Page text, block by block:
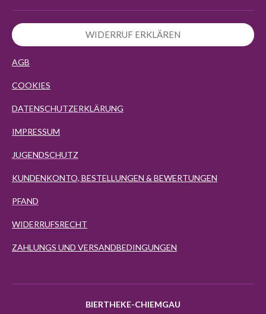
WIDERRUF ERKLÄREN
AGB
COOKIES
DATENSCHUTZERKLÄRUNG
IMPRESSUM
JUGENDSCHUTZ
KUNDENKONTO, BESTELLUNGEN & BEWERTUNGEN
PFAND
WIDERRUFSRECHT
ZAHLUNGS UND VERSANDBEDINGUNGEN
BIERTHEKE-CHIEMGAU